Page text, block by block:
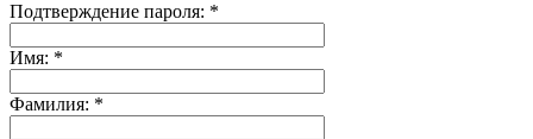
Подтверждение пароля: *
Имя: *
Фамилия: *